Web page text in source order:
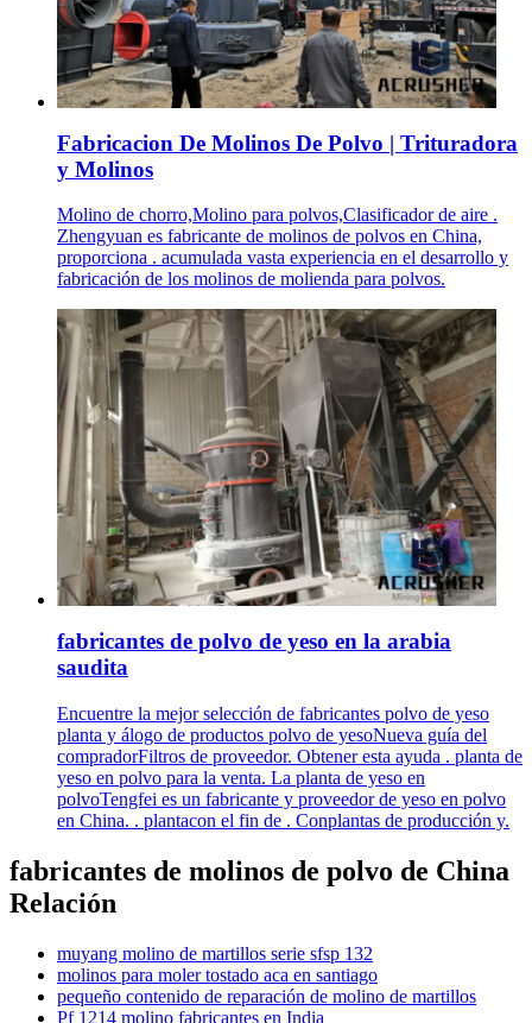
Fabricacion De Molinos De Polvo | Trituradora
y Molinos
Molino de chorro,Molino para polvos,Clasificador de aire .
Zhengyuan es fabricante de molinos de polvos en China,
proporciona . acumulada vasta experiencia en el desarrollo y
fabricación de los molinos de molienda para polvos.
fabricantes de polvo de yeso en la arabia
saudita
Encuentre la mejor selección de fabricantes polvo de yeso
planta y álogo de productos polvo de yesoNueva guía del
compradorFiltros de proveedor. Obtener esta ayuda . planta de
yeso en polvo para la venta. La planta de yeso en
polvoTengfei es un fabricante y proveedor de yeso en polvo
en China. . plantacon el fin de . Conplantas de producción y.
fabricantes de molinos de polvo de China
Relación
muyang molino de martillos serie sfsp 132
molinos para moler tostado aca en santiago
pequeño contenido de reparación de molino de martillos
Pf 1214 molino fabricantes en India